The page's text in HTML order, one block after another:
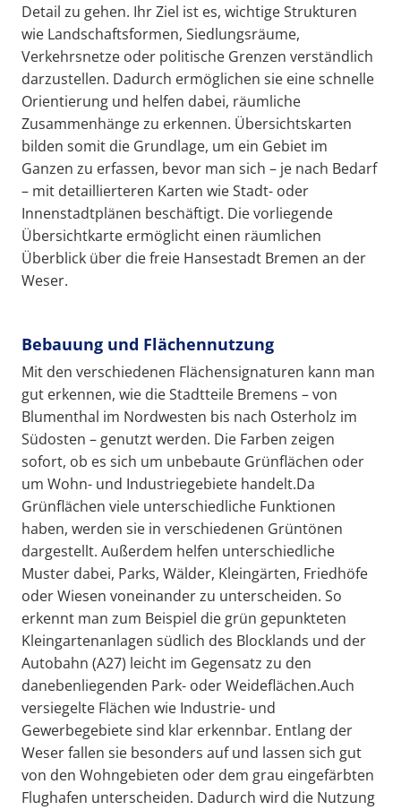
Detail zu gehen. Ihr Ziel ist es, wichtige Strukturen
wie Landschaftsformen, Siedlungsräume,
Verkehrsnetze oder politische Grenzen verständlich
darzustellen. Dadurch ermöglichen sie eine schnelle
Orientierung und helfen dabei, räumliche
Zusammenhänge zu erkennen. Übersichtskarten
bilden somit die Grundlage, um ein Gebiet im
Ganzen zu erfassen, bevor man sich – je nach Bedarf
– mit detaillierteren Karten wie Stadt- oder
Innenstadtplänen beschäftigt. Die vorliegende
Übersichtkarte ermöglicht einen räumlichen
Überblick über die freie Hansestadt Bremen an der
Weser.
Bebauung und Flächennutzung
Mit den verschiedenen Flächensignaturen kann man
gut erkennen, wie die Stadtteile Bremens – von
Blumenthal im Nordwesten bis nach Osterholz im
Südosten – genutzt werden. Die Farben zeigen
sofort, ob es sich um unbebaute Grünflächen oder
um Wohn- und Industriegebiete handelt.Da
Grünflächen viele unterschiedliche Funktionen
haben, werden sie in verschiedenen Grüntönen
dargestellt. Außerdem helfen unterschiedliche
Muster dabei, Parks, Wälder, Kleingärten, Friedhöfe
oder Wiesen voneinander zu unterscheiden. So
erkennt man zum Beispiel die grün gepunkteten
Kleingartenanlagen südlich des Blocklands und der
Autobahn (A27) leicht im Gegensatz zu den
danebenliegenden Park- oder Weideflächen.Auch
versiegelte Flächen wie Industrie- und
Gewerbegebiete sind klar erkennbar. Entlang der
Weser fallen sie besonders auf und lassen sich gut
von den Wohngebieten oder dem grau eingefärbten
Flughafen unterscheiden. Dadurch wird die Nutzung